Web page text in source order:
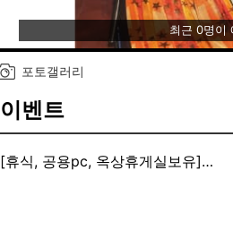
최근 0명이
포토갤러리
이벤트
[휴식, 공용pc, 옥상휴게실보유]